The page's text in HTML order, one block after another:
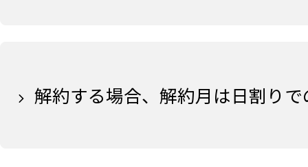
解約する場合、解約月は日割り